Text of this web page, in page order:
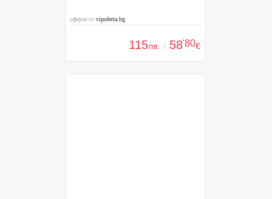
оферта отvipoferta.bg
115лв. / 58'80€